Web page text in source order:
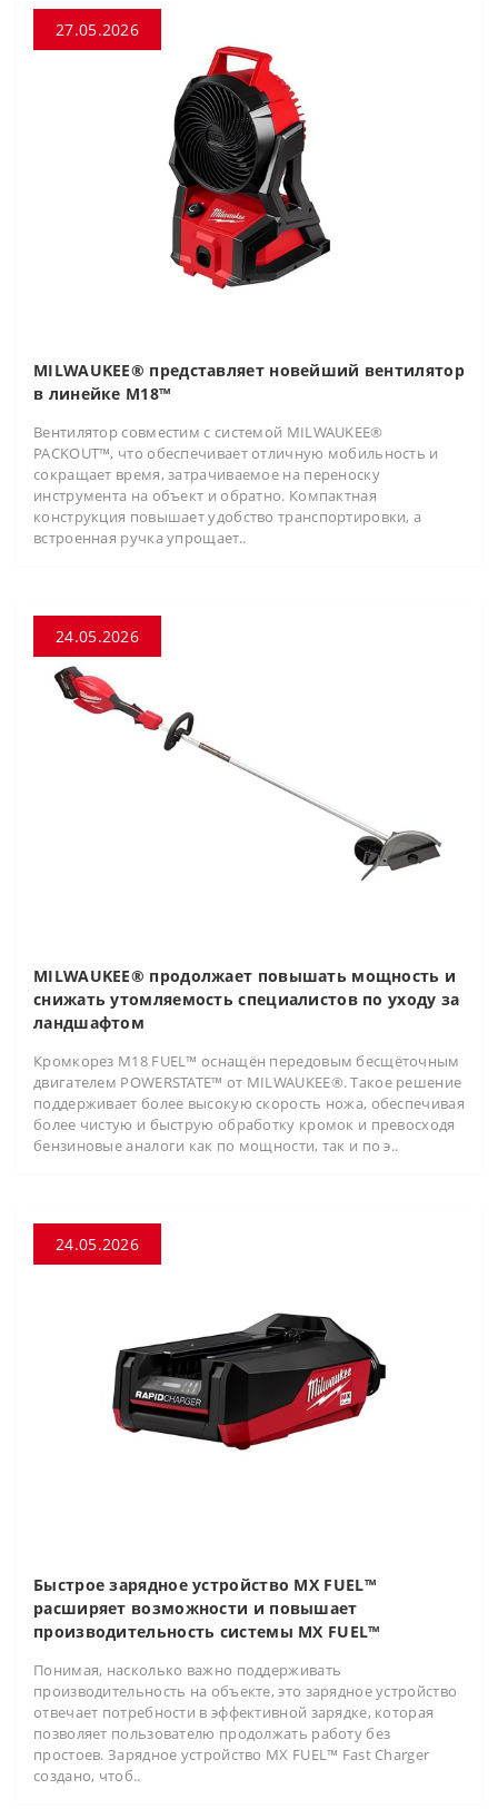
27.05.2026
MILWAUKEE® представляет новейший вентилятор
в линейке M18™
Вентилятор совместим с системой MILWAUKEE®
PACKOUT™, что обеспечивает отличную мобильность и
сокращает время, затрачиваемое на переноску
инструмента на объект и обратно. Компактная
конструкция повышает удобство транспортировки, а
встроенная ручка упрощает..
24.05.2026
MILWAUKEE® продолжает повышать мощность и
снижать утомляемость специалистов по уходу за
ландшафтом
Кромкорез M18 FUEL™ оснащён передовым бесщёточным
двигателем POWERSTATE™ от MILWAUKEE®. Такое решение
поддерживает более высокую скорость ножа, обеспечивая
более чистую и быструю обработку кромок и превосходя
бензиновые аналоги как по мощности, так и по э..
24.05.2026
Быстрое зарядное устройство MX FUEL™
расширяет возможности и повышает
производительность системы MX FUEL™
Понимая, насколько важно поддерживать
производительность на объекте, это зарядное устройство
отвечает потребности в эффективной зарядке, которая
позволяет пользователю продолжать работу без
простоев. Зарядное устройство MX FUEL™ Fast Charger
создано, чтоб..